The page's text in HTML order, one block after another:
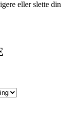
eller slette din